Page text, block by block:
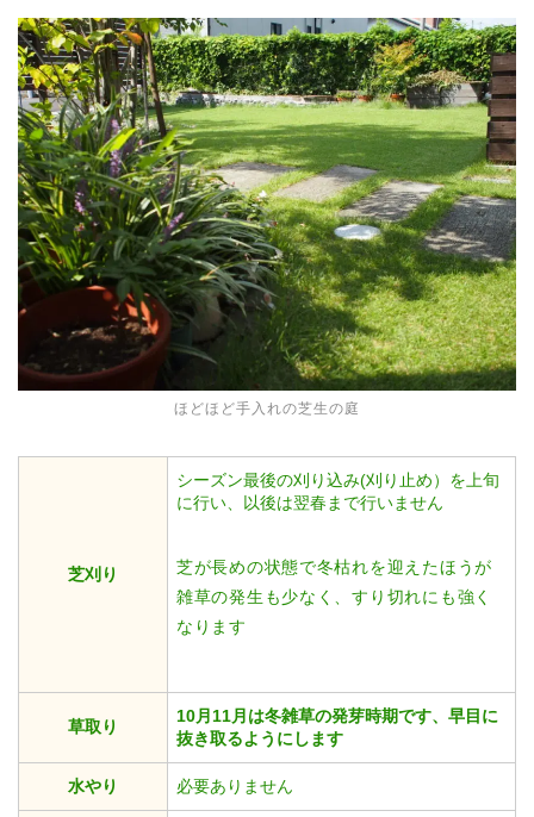
ほどほど手入れの芝生の庭
芝刈り
シーズン最後の刈り込み(刈り止め）を上旬
に行い、以後は翌春まで行いません
芝が長めの状態で冬枯れを迎えたほうが
雑草の発生も少なく、すり切れにも強く
なります
草取り
10月11月は冬雑草の発芽時期です、早目に
抜き取るようにします
水やり 必要ありません